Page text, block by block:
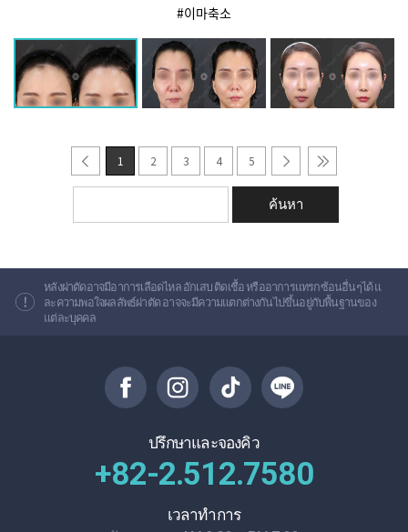
#이마축소
1 2 3 4 5
หลังผ่าตัดอาจมีอาการเลือดไหล อักเสบ ติดเชื้อ หรืออาการแทรกซ้อนอื่นๆได้ แ
ละความพอใจผลลัพธ์ผ่าตัด อาจจะมีความแตกต่างกันไปขึ้นอยู่กับพื้นฐานของ
แต่ละบุคคล
ปรึกษาและจองคิว
+82-2.512.7580
เวลาทำการ